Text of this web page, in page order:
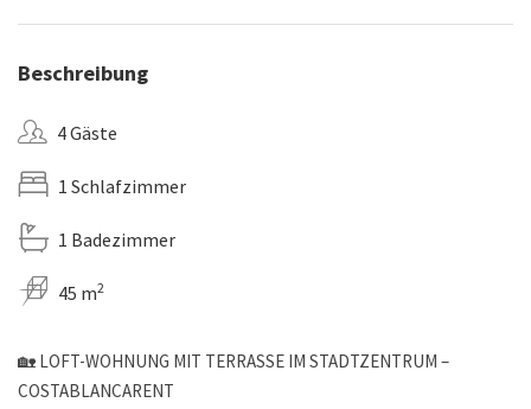
Beschreibung
4 Gäste
1 Schlafzimmer
1 Badezimmer
45 m2
🏡 LOFT-WOHNUNG MIT TERRASSE IM STADTZENTRUM –
COSTABLANCARENT